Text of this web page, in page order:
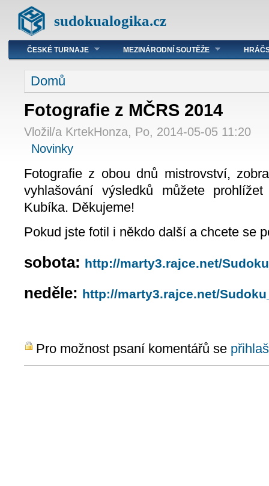
sudokualogika.cz
ČESKÉ TURNAJE MEZINÁRODNÍ SOUTĚŽE
Domů
Fotografie z MČRS 2014
Vložil/a KrtekHonza, Po, 2014-05-05 11:20
Novinky
Fotografie z obou dnů mistrovství,
vyhlašování výsledků můžete
Kubíka. Děkujeme!
Pokud jste fotil i někdo další a chcete se
sobota: http://marty3.rajce.net/
neděle: http://marty3.rajce.net/
Pro možnost psaní komentářů se